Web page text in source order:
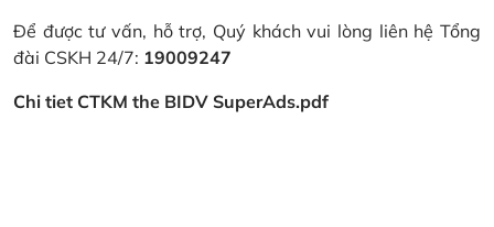
Để được tư vấn, hỗ trợ, Quý khách vui lòng liên hệ Tổng
đài CSKH 24/7: 19009247
Chi tiet CTKM the BIDV SuperAds.pdf